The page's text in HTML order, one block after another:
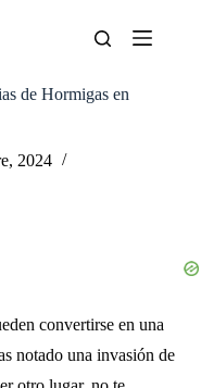
de Hormigas en
2024
convertirse en una
notado una invasión de